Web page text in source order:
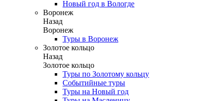
Новый год в Вологде
Воронеж
Назад
Воронеж
Туры в Воронеж
Золотое кольцо
Назад
Золотое кольцо
Туры по Золотому кольцу
Событийные туры
Туры на Новый год